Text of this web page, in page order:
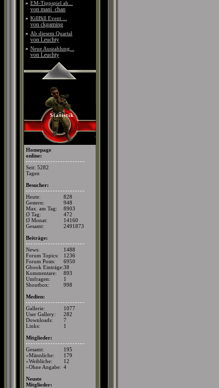
» EM-Tippspiel ab...
von mani_chan
» KillBill Event ...
von ckgaming
» Ab diesem Quartal
von Leuchty
» Neue Auszahlung...
von Leuchty
Statistik
Homepage
online:
Seit: 5282
Tagen
Besucher:
Heute:
828
Gestern:
948
Max. am Tag:
8903
Ø Tag:
472
Ø Monat:
14160
Gesamt:
2491873
Beiträge:
News:
1488
Forum Topics:
1236
Forum Posts:
6950
Gbook Einträge:38
Kommentare:
893
Umfragen:
1
Shoutbox:
998
Medien:
Gallerie:
1077
User Gallery:
282
Downloads:
7
Links:
1
Mitglieder:
Gesamt:
195
»Männliche:
179
»Weibliche:
12
»Ohne Angabe: 4
Neuste
Mitglieder: